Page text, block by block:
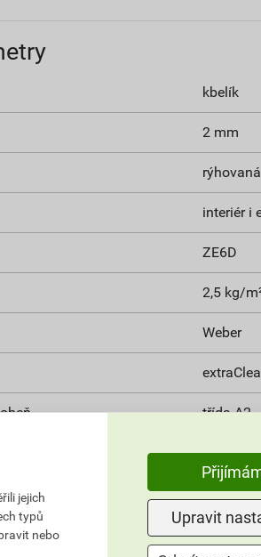
kbelík
2 mm
rýhovaná
interiér i
ZE6D
2,5 kg/
Weber
třída A2
0,8 W/
od +5°C
25 kg
jejich
typů
nebo
Upravit